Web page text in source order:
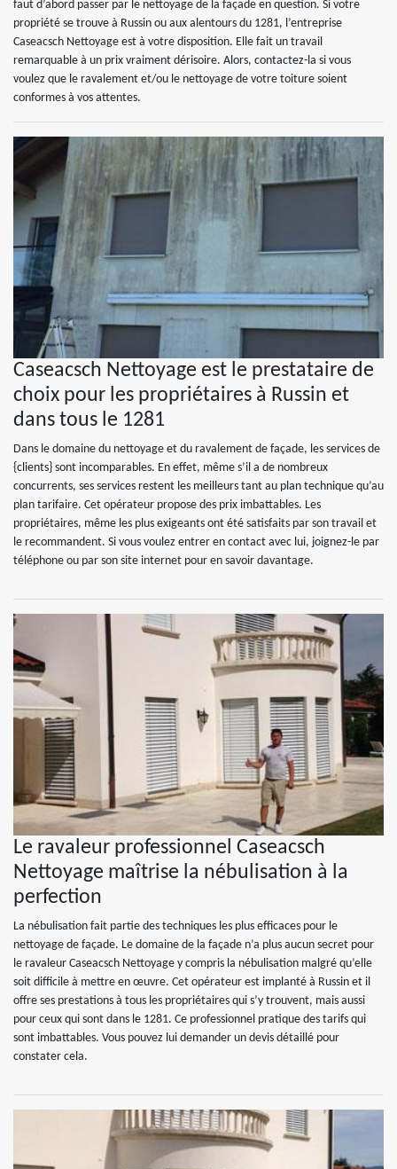
faut d’abord passer par le nettoyage de la façade en question. Si votre
propriété se trouve à Russin ou aux alentours du 1281, l’entreprise
Caseacsch Nettoyage est à votre disposition. Elle fait un travail
remarquable à un prix vraiment dérisoire. Alors, contactez-la si vous
voulez que le ravalement et/ou le nettoyage de votre toiture soient
conformes à vos attentes.
Caseacsch Nettoyage est le prestataire de
choix pour les propriétaires à Russin et
dans tous le 1281
Dans le domaine du nettoyage et du ravalement de façade, les services de
{clients} sont incomparables. En effet, même s’il a de nombreux
concurrents, ses services restent les meilleurs tant au plan technique qu’au
plan tarifaire. Cet opérateur propose des prix imbattables. Les
propriétaires, même les plus exigeants ont été satisfaits par son travail et
le recommandent. Si vous voulez entrer en contact avec lui, joignez-le par
téléphone ou par son site internet pour en savoir davantage.
Le ravaleur professionnel Caseacsch
Nettoyage maîtrise la nébulisation à la
perfection
La nébulisation fait partie des techniques les plus efficaces pour le
nettoyage de façade. Le domaine de la façade n’a plus aucun secret pour
le ravaleur Caseacsch Nettoyage y compris la nébulisation malgré qu’elle
soit difficile à mettre en œuvre. Cet opérateur est implanté à Russin et il
offre ses prestations à tous les propriétaires qui s’y trouvent, mais aussi
pour ceux qui sont dans le 1281. Ce professionnel pratique des tarifs qui
sont imbattables. Vous pouvez lui demander un devis détaillé pour
constater cela.